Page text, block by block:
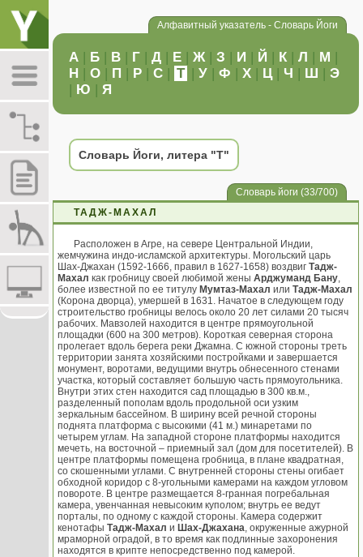
Алфавитный указатель - Словарь Йоги
А | Б | В | Г | Д | Е | Ж| З | И | Й | К | Л | М |
Н | О | П | Р | С | Т | У | Ф | Х | Ц| Ч | Ш | Э
| Ю | Я
Словарь Йоги, литера "Т"
Словарь йоги (33/700)
ТАДЖ-МАХАЛ
Расположен в Агре, на севере Центральной Индии,
жемчужина индо-исламской архитектуры. Могольский царь
Шах-Джахан (1592-1666, правил в 1627-1658) воздвиг Тадж-
Махал как гробницу своей любимой жены Арджуманд Бану,
более известной по ее титулу Мумтаз-Махал или Тадж-Махал
(Корона дворца), умершей в 1631. Начатое в следующем году
строительство гробницы велось около 20 лет силами 20 тысяч
рабочих. Мавзолей находится в центре прямоугольной
площадки (600 на 300 метров). Короткая северная сторона
пролегает вдоль берега реки Джамна. С южной стороны треть
территории занята хозяйскими постройками и завершается
монумент, воротами, ведущими внутрь обнесенного стенами
участка, который составляет большую часть прямоугольника.
Внутри этих стен находится сад площадью в 300 кв.м.,
разделенный пополам вдоль продольной оси узким
зеркальным бассейном. В ширину всей речной стороны
поднята платформа с высокими (41 м.) минаретами по
четырем углам. На западной стороне платформы находится
мечеть, на восточной – приемный зал (дом для посетителей). В
центре платформы помещена гробница, в плане квадратная,
со скошенными углами. С внутренней стороны стены огибает
обходной коридор с 8-угольными камерами на каждом угловом
повороте. В центре размещается 8-гранная погребальная
камера, увенчанная невысоким куполом; внутрь ее ведут
порталы, по одному с каждой стороны. Камера содержит
кенотафы Тадж-Махал и Шах-Джахана, окруженные ажурной
мраморной оградой, в то время как подлинные захоронения
находятся в крипте непосредственно под камерой.